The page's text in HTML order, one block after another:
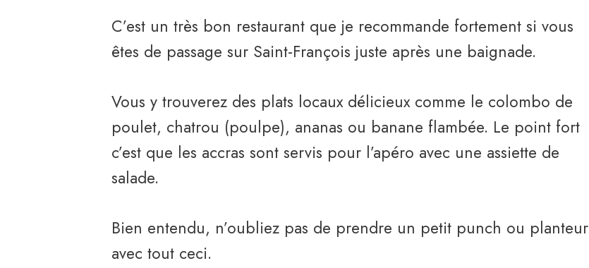
C’est un très bon restaurant que je recommande fortement si vous
êtes de passage sur Saint-François juste après une baignade.
Vous y trouverez des plats locaux délicieux comme le colombo de
poulet, chatrou (poulpe), ananas ou banane flambée. Le point fort
c’est que les accras sont servis pour l’apéro avec une assiette de
salade.
Bien entendu, n’oubliez pas de prendre un petit punch ou planteur
avec tout ceci.